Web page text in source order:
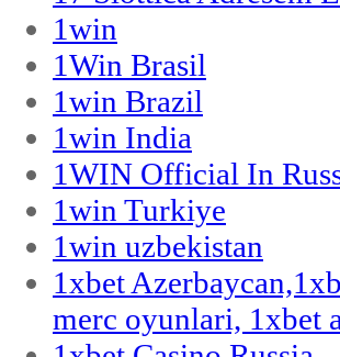
1win
1Win Brasil
1win Brazil
1win India
1WIN Official In
1win Turkiye
1win uzbekistan
1xbet
merc oyunlari, 1xbet